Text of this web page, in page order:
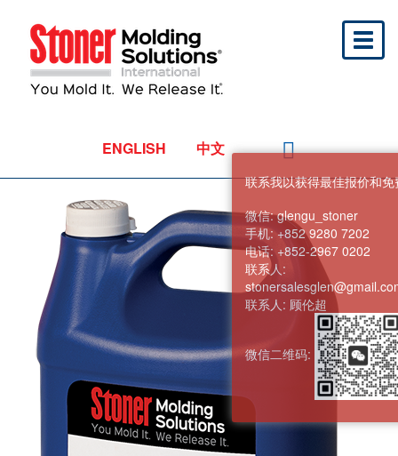
ENGLISH 中文
联系我以获得最佳报价和
微信:glengu_stoner
手机: +852 9280 7202
电话: +852-2967 0202
联系人:
联系人: 顾伦超
微信二维码: